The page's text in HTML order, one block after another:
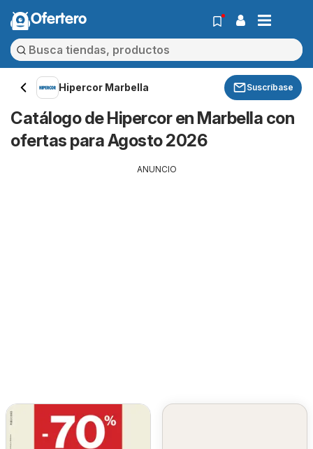
Ofertero
Hipercor Marbella Suscríbase
Catálogo de Hipercor en Marbella con
ofertas para Agosto 2026
ANUNCIO